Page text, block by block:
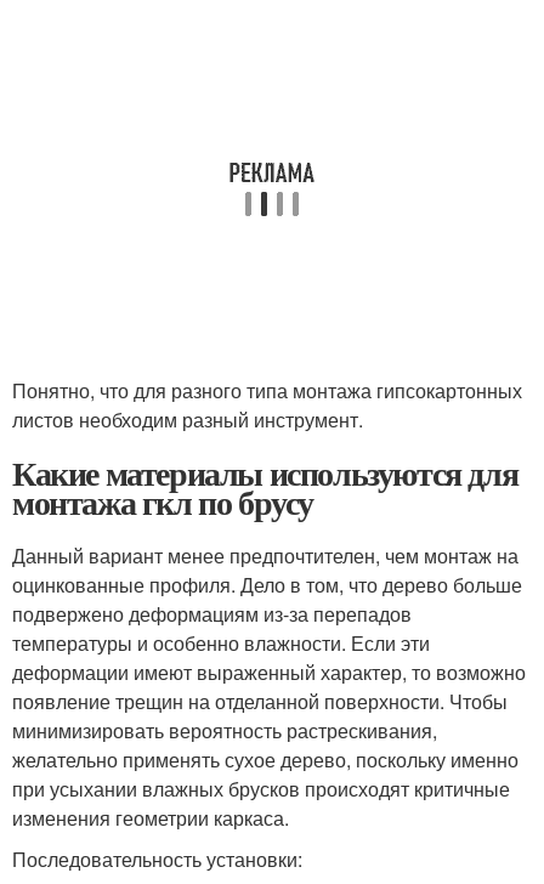
Понятно, что для разного типа монтажа гипсокартонных
листов необходим разный инструмент.
Какие материалы используются для
монтажа гкл по брусу
Данный вариант менее предпочтителен, чем монтаж на
оцинкованные профиля. Дело в том, что дерево больше
подвержено деформациям из-за перепадов
температуры и особенно влажности. Если эти
деформации имеют выраженный характер, то возможно
появление трещин на отделанной поверхности. Чтобы
минимизировать вероятность растрескивания,
желательно применять сухое дерево, поскольку именно
при усыхании влажных брусков происходят критичные
изменения геометрии каркаса.
Последовательность установки: